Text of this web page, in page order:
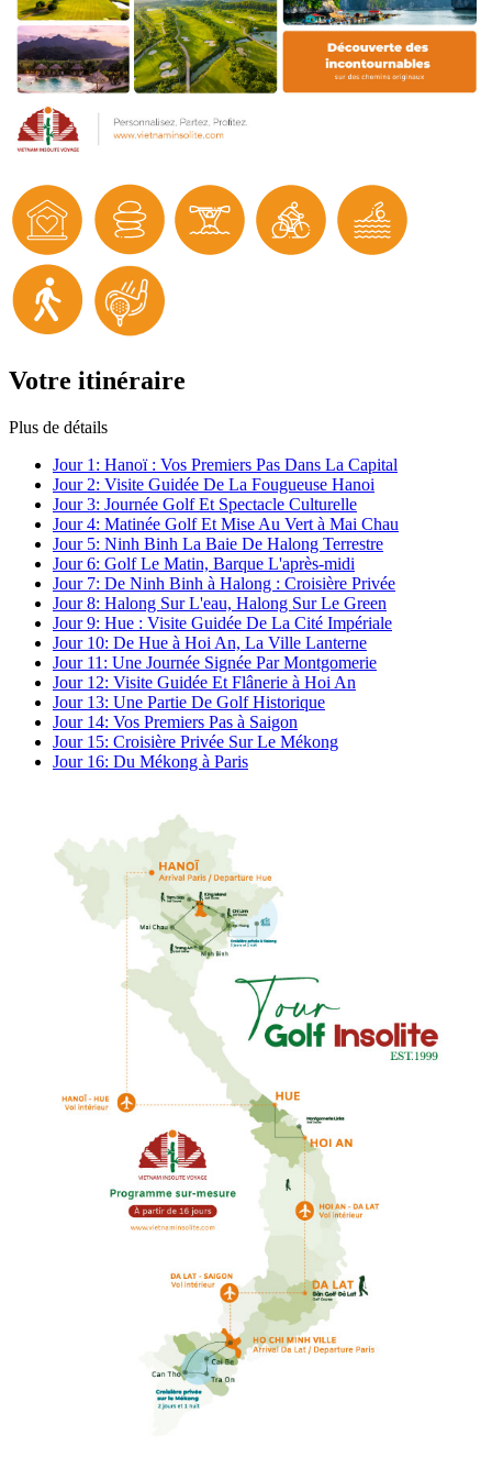
Votre itinéraire
Plus de détails
Jour 1: Hanoï : Vos Premiers Pas Dans La Capital
Jour 2: Visite Guidée De La Fougueuse Hanoi
Jour 3: Journée Golf Et Spectacle Culturelle
Jour 4: Matinée Golf Et Mise Au Vert à Mai Chau
Jour 5: Ninh Binh La Baie De Halong Terrestre
Jour 6: Golf Le Matin, Barque L'après-midi
Jour 7: De Ninh Binh à Halong : Croisière Privée
Jour 8: Halong Sur L'eau, Halong Sur Le Green
Jour 9: Hue : Visite Guidée De La Cité Impériale
Jour 10: De Hue à Hoi An, La Ville Lanterne
Jour 11: Une Journée Signée Par Montgomerie
Jour 12: Visite Guidée Et Flânerie à Hoi An
Jour 13: Une Partie De Golf Historique
Jour 14: Vos Premiers Pas à Saigon
Jour 15: Croisière Privée Sur Le Mékong
Jour 16: Du Mékong à Paris